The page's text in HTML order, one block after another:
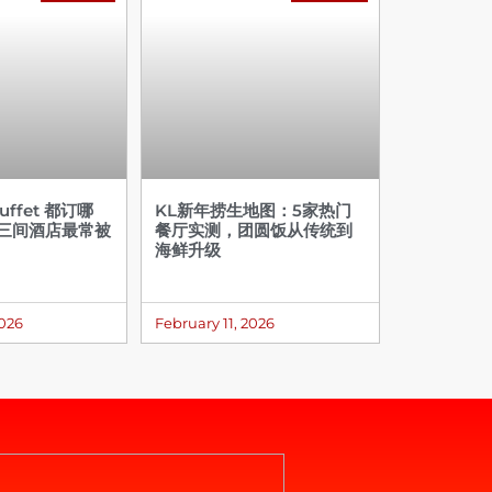
都订哪
间酒店最常被
KL新年捞生地图：5家热门
餐厅实测，团圆饭从传统到
海鲜升级
February 11, 2026